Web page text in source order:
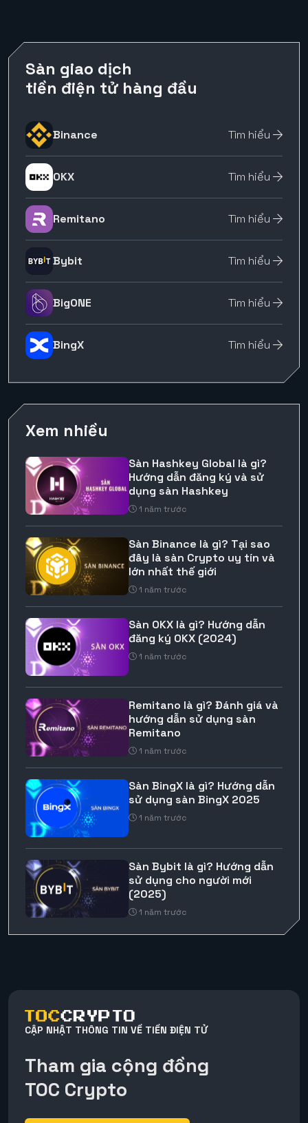
Sàn giao dịch
tiền điện tử hàng đầu
Binance Tìm hiểu
OKX Tìm hiểu
Remitano Tìm hiểu
Bybit Tìm hiểu
BigONE Tìm hiểu
BingX Tìm hiểu
Xem nhiều
Sàn Hashkey Global là gì?
Hướng dẫn đăng ký và sử
dụng sàn Hashkey
1 năm trước
Sàn Binance là gì? Tại sao
đây là sàn Crypto uy tín và
lớn nhất thế giới
1 năm trước
Sàn OKX là gì? Hướng dẫn
đăng ký OKX (2024)
1 năm trước
Remitano là gì? Đánh giá và
hướng dẫn sử dụng sàn
Remitano
1 năm trước
Sàn BingX là gì? Hướng dẫn
sử dụng sàn BingX 2025
1 năm trước
Sàn Bybit là gì? Hướng dẫn
sử dụng cho người mới
(2025)
1 năm trước
CẬP NHẬT THÔNG TIN VỀ TIỀN ĐIỆN TỬ
Tham gia cộng đồng
TOC Crypto